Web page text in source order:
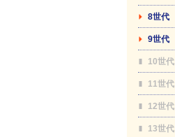
8世代
9世代
10世代
11世代
12世代
13世代